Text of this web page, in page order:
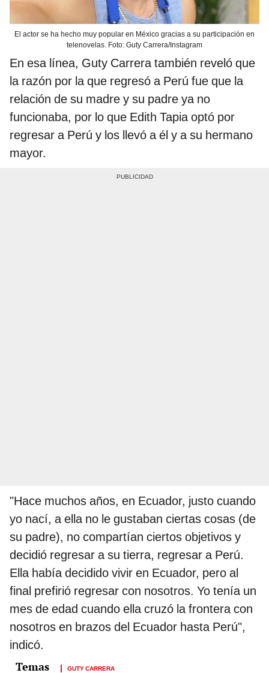
El actor se ha hecho muy popular en México gracias a su participación en
telenovelas. Foto: Guty Carrera/Instagram
En esa línea, Guty Carrera también reveló que
la razón por la que regresó a Perú fue que la
relación de su madre y su padre ya no
funcionaba, por lo que Edith Tapia optó por
regresar a Perú y los llevó a él y a su hermano
mayor.
"Hace muchos años, en Ecuador, justo cuando
yo nací, a ella no le gustaban ciertas cosas (de
su padre), no compartían ciertos objetivos y
decidió regresar a su tierra, regresar a Perú.
Ella había decidido vivir en Ecuador, pero al
final prefirió regresar con nosotros. Yo tenía un
mes de edad cuando ella cruzó la frontera con
nosotros en brazos del Ecuador hasta Perú",
indicó.
GUTY CARRERA